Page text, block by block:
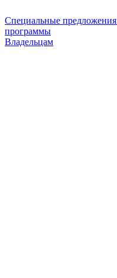
Специальные предложения
программы
Владельцам